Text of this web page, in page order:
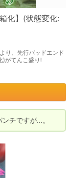
化】(状態変化:
り、先行バッドエンド
)がてんこ盛り!
チですが...。